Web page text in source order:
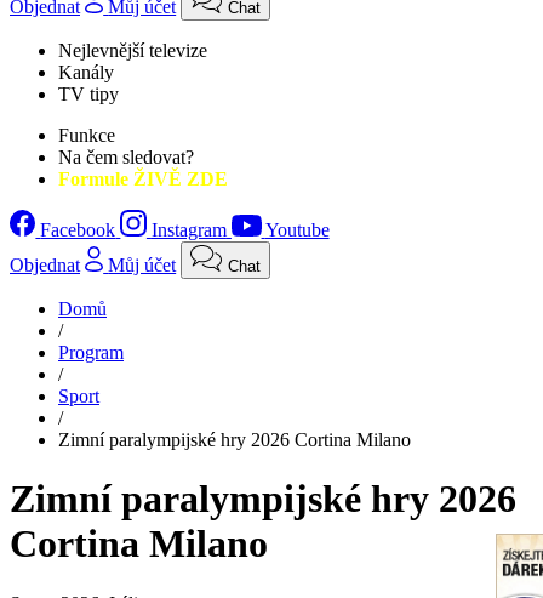
Objednat Můj účet Chat
Nejlevnější televize
Kanály
TV tipy
Funkce
Na čem sledovat?
Formule ŽIVĚ ZDE
Facebook Instagram
Youtube
Objednat
Můj účet Chat
Domů
/
Program
/
Sport
/
Zimní paralympijské hry 2026 Cortina Milano
Zimní paralympijské hry 2026
Cortina Milano